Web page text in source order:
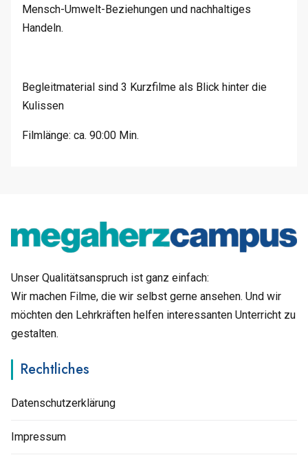
Mensch-Umwelt-Beziehungen und nachhaltiges
Handeln.
Begleitmaterial sind 3 Kurzfilme als Blick hinter die
Kulissen
Filmlänge: ca. 90:00 Min.
Unser Qualitätsanspruch ist ganz einfach:
Wir machen Filme, die wir selbst gerne ansehen. Und wir
möchten den Lehrkräften helfen interessanten Unterricht zu
gestalten.
Rechtliches
Datenschutzerklärung
Impressum